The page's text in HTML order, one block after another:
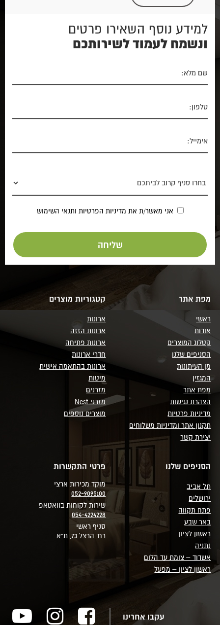
למידע נוסף השאירו פרטים
ונשמח לעמוד לשירותכם
אני מאשר/ת את מדיניות הפרטיות ותנאי השימוש
מפת אתר
ראשי
אודות
קטלוג המוצרים
הסניפים שלנו
מן העיתונות
המגזין
מפת אתר
הצהרת נגישות
מדיניות פרטיות
תקנון אתר ומדיניות משלוחים
יצירת קשר
קטגוריות מוצרים
ארונות
ארונות הזזה
ארונות פתיחה
חדרי ארונות
ארונות בהתאמה אישית
מיטות
מזרנים
מזרני Nest
מוצרים נוספים
הסניפים שלנו
תל אביב
ירושלים
פתח תקווה
באר שבע
ראשון לציון
נתניה
אשדוד – צומת עד הלום
ראשון לציון – מפעל
פרטי התקשרות
מוקד מכירות ארצי
052-9095100
שירות לקוחות בוואטאפ
054-4224228
סניף ראשי
רח' הרצל 73, ת"א
עקבו אחרינו